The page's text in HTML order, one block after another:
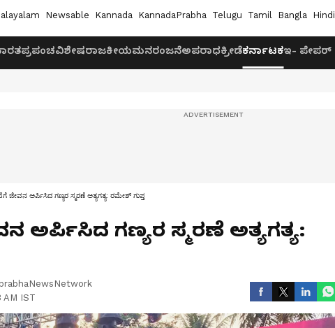
Newsable Kannada KannadaPrabha Telugu Tamil Bangla Hindi
ಪ್ರಪಂಚವಿಶೇಷರಾಜಕೀಯಮನರಂಜನೆಅಪರಾಧಕ್ರೀಡೆಕರ್ನಾಟಕಇ- ಪೇಪರ್
ಜೀವನ ಅರ್ಪಿಸಿದ ಗಣ್ಯರ ಸ್ಮರಣೆ ಅತ್ಯಗತ್ಯ: ರಮೇಶ್ ಗುಪ್ತ
ಅರ್ಪಿಸಿದ ಗಣ್ಯರ ಸ್ಮರಣೆ ಅತ್ಯಗತ್ಯ:
AM IST